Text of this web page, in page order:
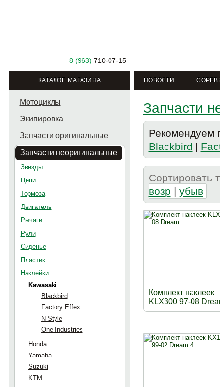
8 (963) 710-07-15
КАТАЛОГ МАГАЗИНА НОВОСТИ
Мотоциклы
Экипировка
Запчасти оригинальные
Запчасти неоригинальные
Звезды
Цепи
Тормоза
Двигатель
Рычаги
Рули
Сиденье
Пластик
Наклейки
Kawasaki
Blackbird
Factory Effex
N-Style
One Industries
Honda
Yamaha
Suzuki
KTM
Запчасти
Рекомендуем
Blackbird |
Сортировать
возр | убыв
Комплект наклеек
KLX300 97-08